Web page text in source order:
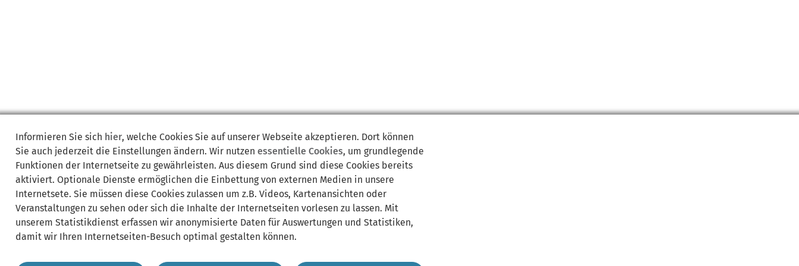
Informieren Sie sich hier, welche Cookies Sie auf unserer Webseite akzeptieren. Dort können
Sie auch jederzeit die Einstellungen ändern. Wir nutzen essentielle Cookies, um grundlegende
Funktionen der Internetseite zu gewährleisten. Aus diesem Grund sind diese Cookies bereits
aktiviert. Optionale Dienste ermöglichen die Einbettung von externen Medien in unsere
Internetsete. Sie müssen diese Cookies zulassen um z.B. Videos, Kartenansichten oder
Veranstaltungen zu sehen oder sich die Inhalte der Internetseiten vorlesen zu lassen. Mit
unserem Statistikdienst erfassen wir anonymisierte Daten für Auswertungen und Statistiken,
damit wir Ihren Internetseiten-Besuch optimal gestalten können.